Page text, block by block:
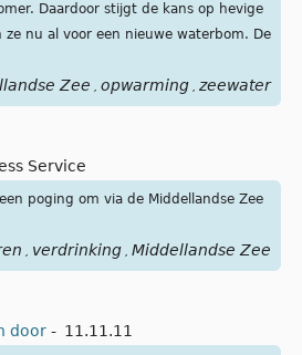
Daardoor stijgt de kans op hevige
nu al voor een nieuwe waterbom. De
Zee opwarming zeewater
Service
poging om via de Middellandse Zee
verdrinking Middellandse Zee
door - 11.11.11